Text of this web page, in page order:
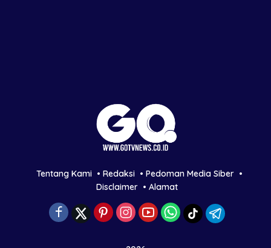
Tentang Kami Redaksi
Pedoman Media Siber
Disclaimer
Alamat